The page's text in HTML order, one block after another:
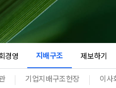
경영 지배구조 제보하기
기업지배구조헌장 이사